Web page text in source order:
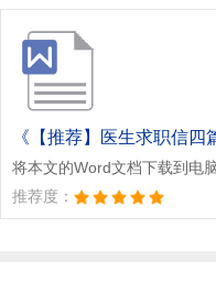
《【推荐】医生求职信四
将本文的Word文档下载到电
推荐度：